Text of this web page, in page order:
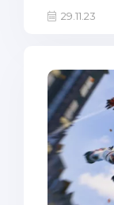
29.11.23